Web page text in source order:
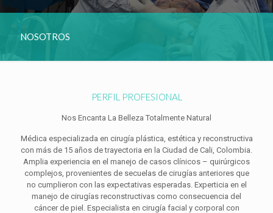
NOSOTROS
PERFIL PROFESIONAL
Nos Encanta La Belleza Totalmente Natural
Médica especializada en cirugía plástica, estética y reconstructiva
con más de 15 años de trayectoria en la Ciudad de Cali, Colombia.
Amplia experiencia en el manejo de casos clínicos – quirúrgicos
complejos, provenientes de secuelas de cirugías anteriores que
no cumplieron con las expectativas esperadas. Experticia en el
manejo de cirugías reconstructivas como consecuencia del
cáncer de piel. Especialista en cirugía facial y corporal con